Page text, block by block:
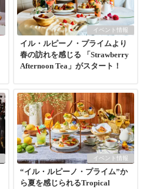
イベント情報
イル・ルピーノ・プライムより
春の訪れを感じる 「Strawberry
Afternoon Tea」がスタート！
イベント情報
“イル・ルピーノ・プライム”か
ら夏を感じられるTropical